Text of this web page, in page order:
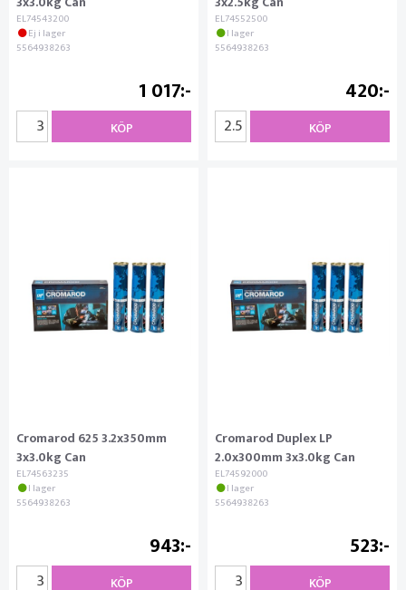
EL74543200
Ej i lager
5564938263
1 017
KÖP
EL74552500
I lager
5564938263
420
KÖP
Cromarod 625 3.2x350mm
3x3.0kg Can
EL74563235
I lager
5564938263
943
KÖP
Cromarod Duplex LP
2.0x300mm 3x3.0kg Can
EL74592000
I lager
5564938263
523
KÖP